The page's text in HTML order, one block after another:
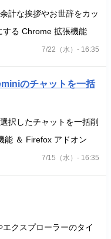
計な挨拶やお世辞をカッ
する Chrome 拡張機能
7/22（水）- 16:35
のチャットを一括
択したチャットを一括削
能 ＆ Firefox アドオン
7/15（水）- 16:35
クスプローラーのタイ